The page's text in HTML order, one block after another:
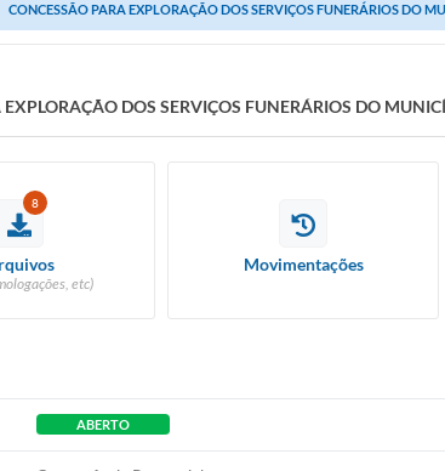
CONCESSÃO PARA EXPLORAÇÃO DOS SERVIÇOS FUNERÁRIOS DO
EXPLORAÇÃO DOS SERVIÇOS FUNERÁRIOS DO
8
etc)
Movimentações
ABERTO